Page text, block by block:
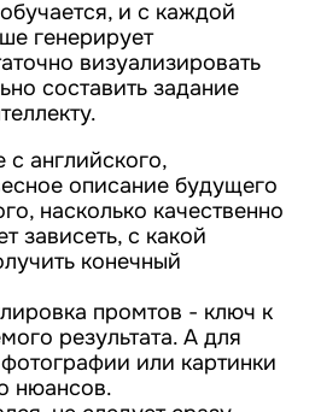
и с каждой
генерирует
визуализировать
составить задание
английского,
описание будущего
насколько качественно
зависеть, с какой
конечный
промтов - ключ к
результата. А для
или картинки
нюансов.